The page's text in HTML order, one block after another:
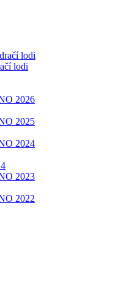
lodi
lodi
2026
2025
2024
2023
2022